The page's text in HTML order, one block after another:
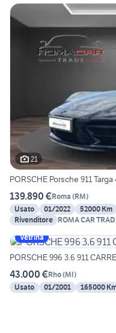
21
PORSCHE Porsche 911 Targa
139.890 €Roma (RM)
Usato
01/2022 52000 Km
Rivenditore ROMA CAR
Vetrina
PORSCHE 996 3.6 911
43.000 €Rho(MI)
Usato
01/2001 165000